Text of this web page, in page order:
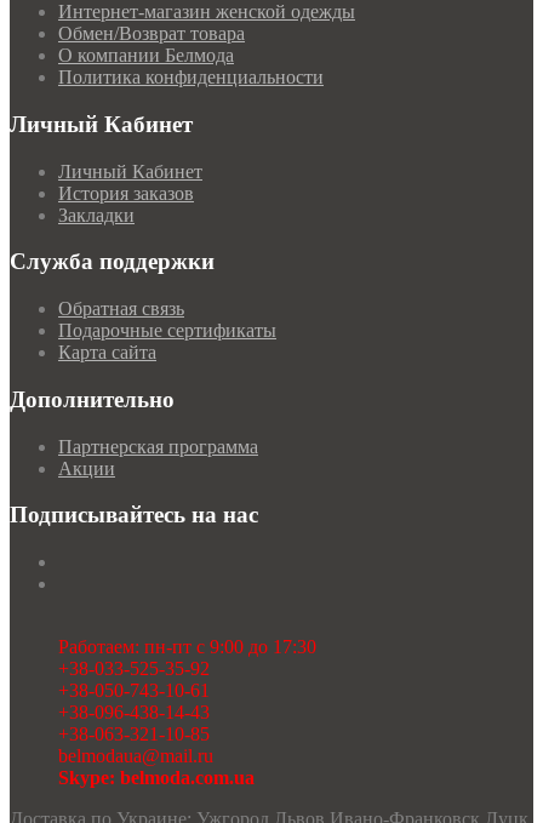
Интернет-магазин женской одежды
Обмен/Возврат товара
О компании Белмода
Политика конфиденциальности
Личный Кабинет
Личный Кабинет
История заказов
Закладки
Служба поддержки
Обратная связь
Подарочные сертификаты
Карта сайта
Дополнительно
Партнерская программа
Акции
Подписывайтесь на нас
Работаем: пн-пт с 9:00 до 17:30
+38-033-525-35-92
+38-050-743-10-61
+38-096-438-14-43
+38-063-321-10-85
belmodaua@mail.ru
Skype: belmoda.com.ua
Доставка по Украине: Ужгород Львов Ивано-Франковск Луцк